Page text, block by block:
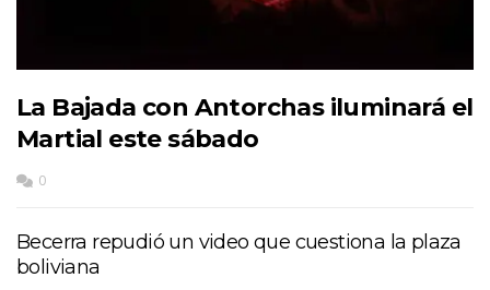
La Bajada con Antorchas iluminará el
Martial este sábado
0
Becerra repudió un video que cuestiona la plaza
boliviana